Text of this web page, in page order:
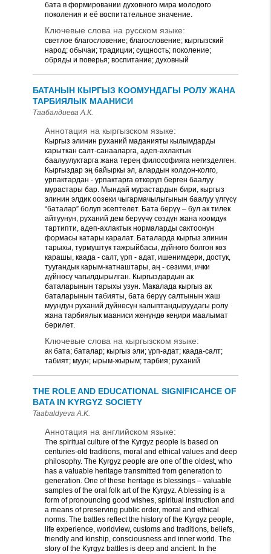
бата в формировании духовного мира молодого
поколения и её воспитательное значение.
Ключевые слова на русском языке:
светлое благословение; благословение; кыргызский
народ; обычаи; традиции; сущность; поколение;
обряды и поверья; воспитание; духовный
БАТАНЫН КЫРГЫЗ КООМУНДАГЫ РОЛУ ЖАНА
ТАРБИЯЛЫК МААНИСИ
Таабалдиева А.К.
Аннотация на кыргызском языке:
Кыргыз элинин руханий маданияты кылымдарды
карыткан салт-санааларга, адеп-ахлактык
баалуулуктарга жана терең философияга негизделген.
Кыргыздар эң байыркы эл, алардын колдон-колго,
урпактардан - урпактарга өткөрүп берген баалуу
мурастары бар. Мындай мурастардын бири, кыргыз
элинин элдик оозеки чыгармачылыгынын баалуу үлгүсү
“баталар” болуп эсептелет. Бата берүү – бул ак тилек
айтуунун, руханий дем берүүчү сөздүн жана коомдук
тартипти, адеп-ахлактык нормаларды сактоонун
формасы катары каралат. Баталарда кыргыз элинин
тарыхы, турмуштук тажрыйбасы, дүйнөгө болгон көз
карашы, каада - салт, үрп - адат, ишенимдери, достук,
туугандык карым-катнаштары, аң - сезими, ички
дүйнөсү чагылдырылган. Кыргыздардын ак
баталарынын тарыхы узун. Макалада кыргыз ак
баталарынын табияты, бата берүү салтынын жаш
муундун руханий дүйнөсүн калыптандыруудагы ролу
жана тарбиялык мааниси жөнүндө кеңири маалымат
берилет.
Ключевые слова на кыргызском языке:
ак бата; баталар; кыргыз эли; үрп-адат; каада-салт;
табият; муун; ырым-жырым; тарбия; руханий
THE ROLE AND EDUCATIONAL SIGNIFICAHCE OF
BATA IN KYRGYZ SOCIETY
Taabaldyeva A.K.
Аннотация на английском языке:
The spiritual culture of the Kyrgyz people is based on
centuries-old traditions, moral and ethical values and deep
philosophy. The Kyrgyz people are one of the oldest, who
has a valuable heritage transmitted from generation to
generation. One of these heritage is blessings – valuable
samples of the oral folk art of the Kyrgyz. A blessing is a
form of pronouncing good wishes, spiritual instruction and
a means of preserving public order, moral and ethical
norms. The battles reflect the history of the Kyrgyz people,
life experience, worldview, customs and traditions, beliefs,
friendly and kinship, consciousness and inner world. The
story of the Kyrgyz battles is deep and ancient. In the